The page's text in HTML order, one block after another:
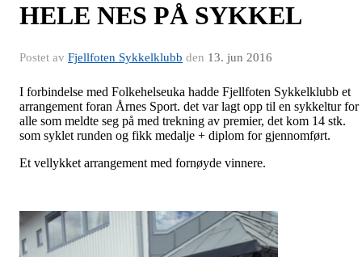
HELE NES PÅ SYKKEL
Postet av Fjellfoten Sykkelklubb den 13. jun 2016
I forbindelse med Folkehelseuka hadde Fjellfoten Sykkelklubb et
arrangement foran Årnes Sport. det var lagt opp til en sykkeltur for
alle som meldte seg på med trekning av premier, det kom 14 stk.
som syklet runden og fikk medalje + diplom for gjennomført.
Et vellykket arrangement med fornøyde vinnere.